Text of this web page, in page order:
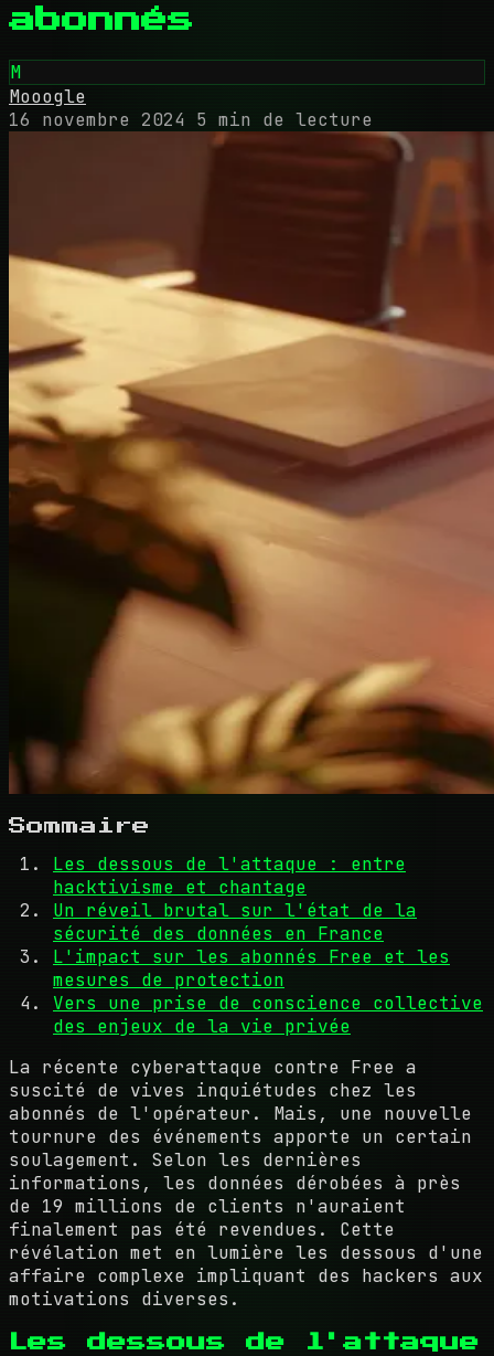
abonnés
M
Mooogle
16 novembre 2024
5 min de lecture
Sommaire
Les dessous de l'attaque : entre
hacktivisme et chantage
Un réveil brutal sur l'état de la
sécurité des données en France
L'impact sur les abonnés Free et les
mesures de protection
Vers une prise de conscience collective
des enjeux de la vie privée
La récente cyberattaque contre Free a
suscité de vives inquiétudes chez les
abonnés de l'opérateur. Mais, une nouvelle
tournure des événements apporte un certain
soulagement. Selon les dernières
informations, les données dérobées à près
de 19 millions de clients n'auraient
finalement pas été revendues. Cette
révélation met en lumière les dessous d'une
affaire complexe impliquant des hackers aux
motivations diverses.
Les dessous de l'attaque